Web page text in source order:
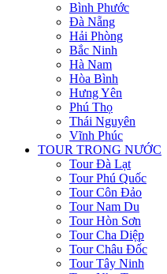
Bình Phước
Đà Nẵng
Hải Phòng
Bắc Ninh
Hà Nam
Hòa Bình
Hưng Yên
Phú Thọ
Thái Nguyên
Vĩnh Phúc
TOUR TRONG NƯỚC
Tour Đà Lạt
Tour Phú Quốc
Tour Côn Đảo
Tour Nam Du
Tour Hòn Sơn
Tour Cha Diệp
Tour Châu Đốc
Tour Tây Ninh